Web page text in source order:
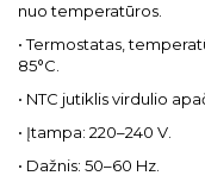
nuo temperatūros.
• Termostatas,
85°C.
• NTC jutiklis virdulio
• Įtampa: 220–240 V.
• Dažnis: 50–60 Hz.